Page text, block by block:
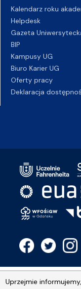
Uprzejmie
Kalendarz roku
Helpdesk
Gazeta
BIP
Kampusy UG
Biuro Karier UG
Oferty pracy
Deklaracja